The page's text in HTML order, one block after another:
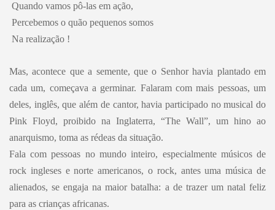
Quando vamos pô-las em ação,
Percebemos o quão pequenos somos
Na realização !
Mas, acontece que a semente, que o Senhor havia plantado em
cada um, começava a germinar. Falaram com mais pessoas, um
deles, inglês, que além de cantor, havia participado no musical do
Pink Floyd, proibido na Inglaterra, “The Wall”, um hino ao
anarquismo, toma as rédeas da situação.
Fala com pessoas no mundo inteiro, especialmente músicos de
rock ingleses e norte americanos, o rock, antes uma música de
alienados, se engaja na maior batalha: a de trazer um natal feliz
para as crianças africanas.